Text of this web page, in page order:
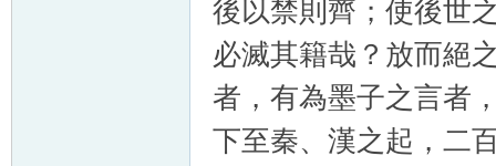
後以禁則齊；使後世
必滅其籍哉？放而絕
者，有為墨子之言者
下至秦、漢之起，二